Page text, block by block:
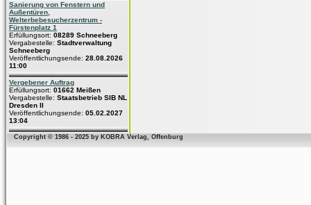
Sanierung von Fenstern und
Außentüren,
Welterbebesucherzentrum -
Fürstenplatz 1
Erfüllungsort: 08289 Schneeberg
Vergabestelle: Stadtverwaltung
Schneeberg
Veröffentlichungsende: 28.08.2026
11:00
Vergebener Auftrag
Erfüllungsort: 01662 Meißen
Vergabestelle: Staatsbetrieb SIB NL
Dresden II
Veröffentlichungsende: 05.02.2027
13:04
Copyright © 1986 - 2025 by KOBRA Verlag, Offenburg